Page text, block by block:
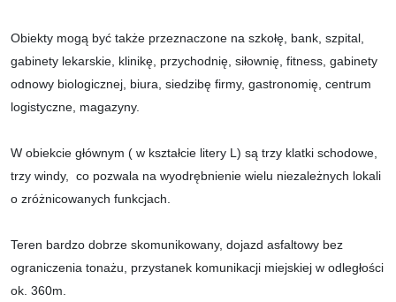
Obiekty mogą być także przeznaczone na szkołę, bank, szpital,
gabinety lekarskie, klinikę, przychodnię, siłownię, fitness, gabinety
odnowy biologicznej, biura, siedzibę firmy, gastronomię, centrum
logistyczne, magazyny.
W obiekcie głównym ( w kształcie litery L) są trzy klatki schodowe,
trzy windy, co pozwala na wyodrębnienie wielu niezależnych lokali
o zróżnicowanych funkcjach.
Teren bardzo dobrze skomunikowany, dojazd asfaltowy bez
ograniczenia tonażu, przystanek komunikacji miejskiej w odległości
ok. 360m.